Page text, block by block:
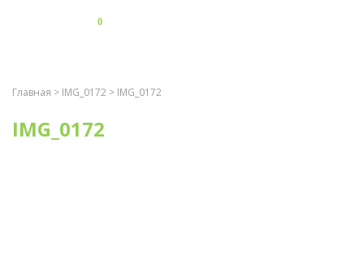
0
Главная > IMG_0172 > IMG_0172
IMG_0172